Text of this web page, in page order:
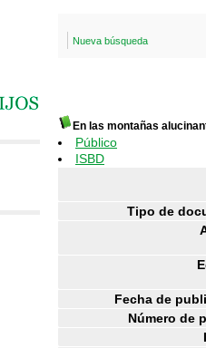
Nueva búsqueda
En las montañas
Público
ISBD
Tipo de
Fecha de
Número de